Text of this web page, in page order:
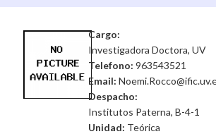
Cargo:
Investigadora Doctora, UV
Telefono: 963543521
Email:
Despacho:
Institutos Paterna, B-4-1
Unidad: Teórica